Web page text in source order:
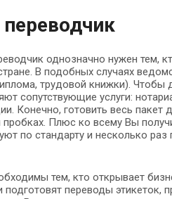
однозначно нужен тем,
В подобных случаях
трудовой книжки).
сопутствующие услуги:
Конечно, готовить весь
Плюс ко всему Вы
по стандарту и несколько
тем, кто открывает
переводы этикеток,